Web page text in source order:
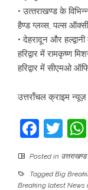
• उत्‍तराखण्‍ड के
हैण्‍ड ग्‍लव्‍स, पल्‍स
• देहरादून और
हरिद्वार में रामकृष्‍ण
हरिद्वार में सीएमओ
उत्तराँचल क्राइम न्यूज़
Posted in उत्तराखण्ड
TaggedBig
Breaking latest